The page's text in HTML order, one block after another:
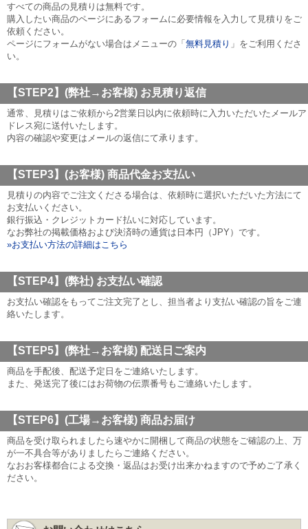
すべての商品の見積りは無料です。
購入したい商品のページにあるフォームに必要情報を入力して見積りをご
依頼ください。
ページにフォームがない場合はメニューの「無料見積り 」をご利用くださ
い。
【STEP2】(弊社→お客様) お見積り返信
通常、見積りはご依頼から2営業日以内に依頼時に入力いただいたメールア
ドレス宛に送付いたします。
内容の確認や変更はメールの返信にて承ります。
【STEP3】(お客様) 商品代金お支払い
見積りの内容でご注文くださる場合は、依頼時に選択いただいた方法にて
お支払いください。
銀行振込・クレジットカード払いに対応しています。
なお弊社の掲載価格および決済時の通貨は日本円（JPY）です。
»お支払い方法の詳細はこちら
【STEP4】(弊社) お支払い確認
お支払い確認をもってご注文完了とし、担当者より支払い確認の旨をご連
絡いたします。
【STEP5】(弊社→お客様) 配送日ご案内
商品を手配後、配送予定日をご連絡いたします。
また、発送完了後にはお荷物の伝票番号もご連絡いたします。
【STEP6】(工場→お客様) 商品お届け
商品を受け取られましたら速やかに開梱して商品の状態をご確認の上、万
が一不具合等がありましたらご連絡ください。
なおお客様都合による交換・返品はお受け出来かねますので予めご了承く
ださい。